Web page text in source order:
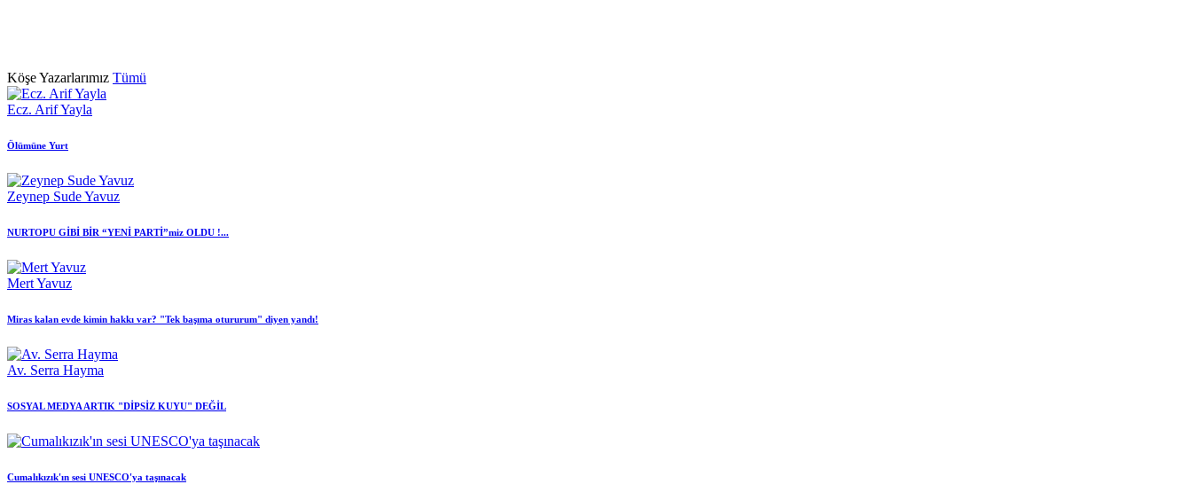
Köşe Yazarlarımız Tümü
Ecz. Arif Yayla
Ölümüne Yurt
Zeynep Sude Yavuz
NURTOPU GİBİ BİR “YENİ PARTİ”miz OLDU !...
Mert Yavuz
Miras kalan evde kimin hakkı var? "Tek başıma otururum" diyen yandı!
Av. Serra Hayma
SOSYAL MEDYA ARTIK "DİPSİZ KUYU" DEĞİL
Cumalıkızık'ın sesi UNESCO'ya taşınacak